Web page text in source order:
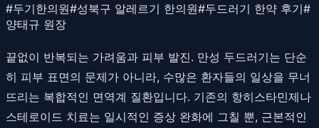
#두기한의원#성북구 알레르기 한의원#두드러기 한약 후기#
양태규 원장
끝없이 반복되는 가려움과 피부 발진. 만성 두드러기는 단순
히 피부 표면의 문제가 아니라, 수많은 환자들의 일상을 무너
뜨리는 복합적인 면역계 질환입니다. 기존의 항히스타민제나
스테로이드 치료는 일시적인 증상 완화에 그칠 뿐, 근본적인